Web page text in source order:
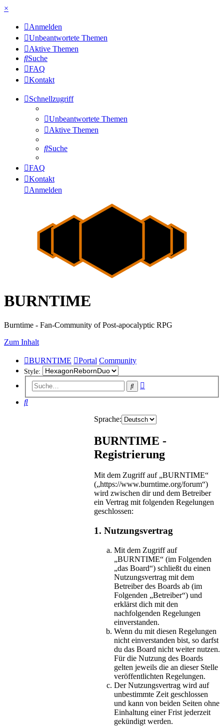
×
Anmelden
Unbeantwortete Themen
Aktive Themen
Suche
FAQ
Kontakt
Schnellzugriff
Unbeantwortete Themen
Aktive Themen
Suche
FAQ
Kontakt
Anmelden
BURNTIME
Burntime - Fan-Community of Post-apocalyptic RPG
Zum Inhalt
BURNTIME Portal Community
Style:
Suche
Suche
Sprache:
BURNTIME -
Registrierung
Mit dem Zugriff auf „BURNTIME“
(„https://www.burntime.org/forum“)
wird zwischen dir und dem Betreiber
ein Vertrag mit folgenden Regelungen
geschlossen:
1. Nutzungsvertrag
Mit dem Zugriff auf
„BURNTIME“ (im Folgenden
„das Board“) schließt du einen
Nutzungsvertrag mit dem
Betreiber des Boards ab (im
Folgenden „Betreiber“) und
erklärst dich mit den
nachfolgenden Regelungen
einverstanden.
Wenn du mit diesen Regelungen
nicht einverstanden bist, so darfst
du das Board nicht weiter nutzen.
Für die Nutzung des Boards
gelten jeweils die an dieser Stelle
veröffentlichten Regelungen.
Der Nutzungsvertrag wird auf
unbestimmte Zeit geschlossen
und kann von beiden Seiten ohne
Einhaltung einer Frist jederzeit
gekündigt werden.